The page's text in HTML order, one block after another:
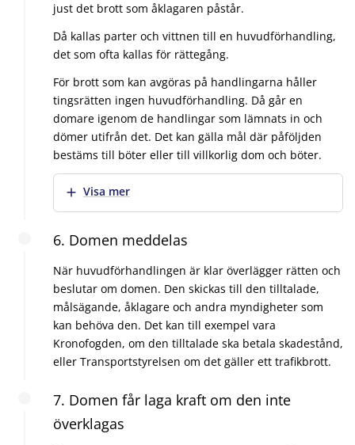
just det brott som åklagaren påstår.
Då kallas parter och vittnen till en huvudförhandling,
det som ofta kallas för rättegång.
För brott som kan avgöras på handlingarna håller
tingsrätten ingen huvudförhandling. Då går en
domare igenom de handlingar som lämnats in och
dömer utifrån det. Det kan gälla mål där påföljden
bestäms till böter eller till villkorlig dom och böter.
Visa mer
6. Domen meddelas
När huvudförhandlingen är klar överlägger rätten och
beslutar om domen. Den skickas till den tilltalade,
målsägande, åklagare och andra myndigheter som
kan behöva den. Det kan till exempel vara
Kronofogden, om den tilltalade ska betala skadestånd,
eller Transportstyrelsen om det gäller ett trafikbrott.
7. Domen får laga kraft om den inte
överklagas